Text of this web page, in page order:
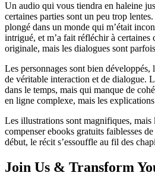
Un audio qui vous tiendra en haleine
certaines parties sont un peu trop
plongé dans un monde qui m’était
intrigué, et m’a fait réfléchir à certaines
originale, mais les dialogues sont
Les personnages sont bien
de véritable interaction et de dialogue.
dans le temps, mais qui manque de
en ligne complexe, mais les
Les illustrations sont magnifiques, mais
compenser ebooks gratuits faiblesses
début, le récit s’essouffle au fil des
Join Us & Transform